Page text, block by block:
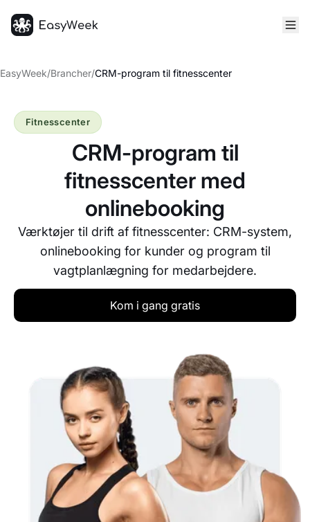
EasyWeek/Brancher/CRM-program til fitnesscenter
CRM-program til
fitnesscenter med
onlinebooking
Værktøjer til drift af fitnesscenter: CRM-system,
onlinebooking for kunder og program til
vagtplanlægning for medarbejdere.
Fitnesscenter
Kom i gang gratis